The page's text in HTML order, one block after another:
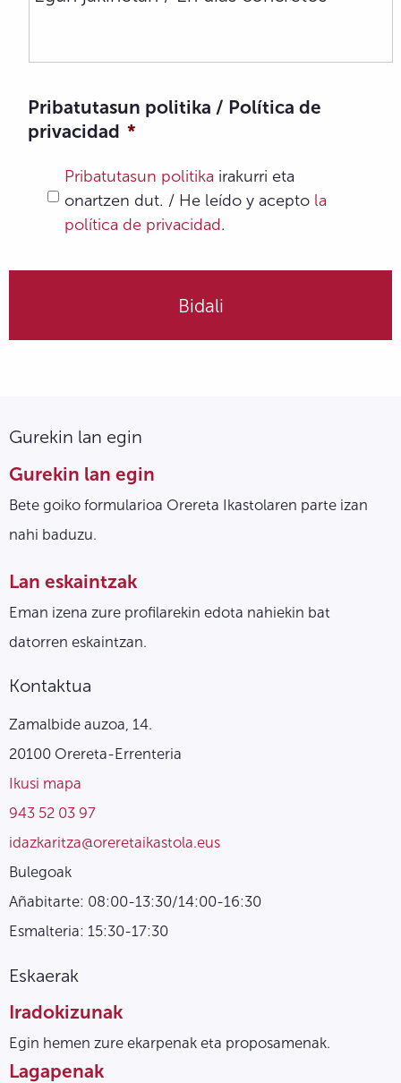
Pribatutasun politika / Política de
privacidad *
Pribatutasun politika irakurri eta
onartzen dut. / He leído y acepto la
política de privacidad.
Gurekin lan egin
Gurekin lan egin
Bete goiko formularioa Orereta Ikastolaren parte izan
nahi baduzu.
Lan eskaintzak
Eman izena zure profilarekin edota nahiekin bat
datorren eskaintzan.
Kontaktua
Zamalbide auzoa, 14.
20100 Orereta-Errenteria
Ikusi mapa
943 52 03 97
idazkaritza@oreretaikastola.eus
Bulegoak
Añabitarte: 08:00-13:30/14:00-16:30
Esmalteria: 15:30-17:30
Eskaerak
Iradokizunak
Egin hemen zure ekarpenak eta proposamenak.
Lagapenak